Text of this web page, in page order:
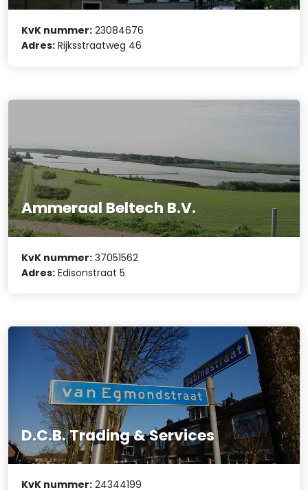
KvK nummer: 23084676
Adres: Rijksstraatweg 46
Ammeraal Beltech B.V.
KvK nummer: 37051562
Adres: Edisonstraat 5
D.C.B. Trading & Services
KvK nummer: 24344199